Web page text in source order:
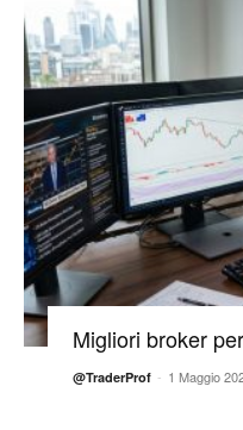
Migliori broker
@TraderProf - 1 Maggio